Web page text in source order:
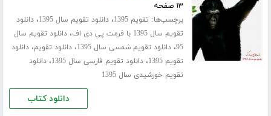
۱۳ صفحه
برچسب‌ها: تقویم 1395 ،دانلود تقویم سال 1395 ،دانلود
تقویم سال 1395 با فرمت پی دی اف
،دانلود تقویم سال
95،دانلود تقویم شمسی سال 1395 ،دانلود تقویم،دانلود
تقویم 1395
،دانلود تقویم فارسی سال 1395 ،دانلود
تقویم خورشیدی سال 1395
دانلود کتاب